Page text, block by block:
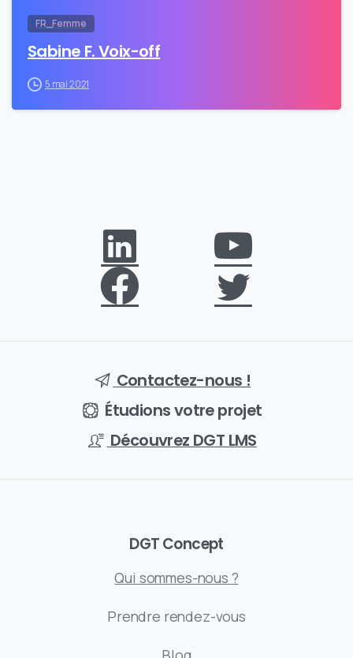
FR_Femme
Sabine F. Voix-off
5 mai 2021
Contactez-nous !
Étudions votre projet
Découvrez DGT LMS
DGT Concept
Qui sommes-nous ?
Prendre rendez-vous